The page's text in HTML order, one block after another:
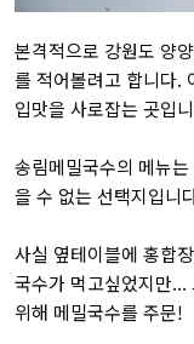
본격적으로 강원도 양
를 적어볼려고 합니다.
입맛을 사로잡는 곳입
송림메밀국수의 메뉴
을 수 없는 선택지입니
사실 옆테이블에 홍합
국수가 먹고싶었지만...
위해 메밀국수를 주문!